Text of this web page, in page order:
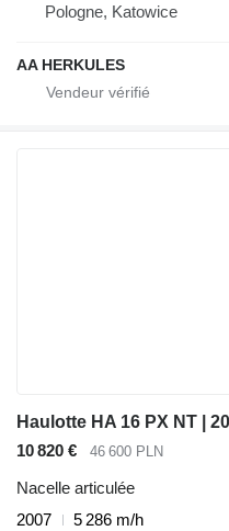
Pologne, Katowice
AA HERKULES
Haulotte HA 16 PX NT |
10 820 €
46 600 PLN
Nacelle articulée
2007
5 286 m/h